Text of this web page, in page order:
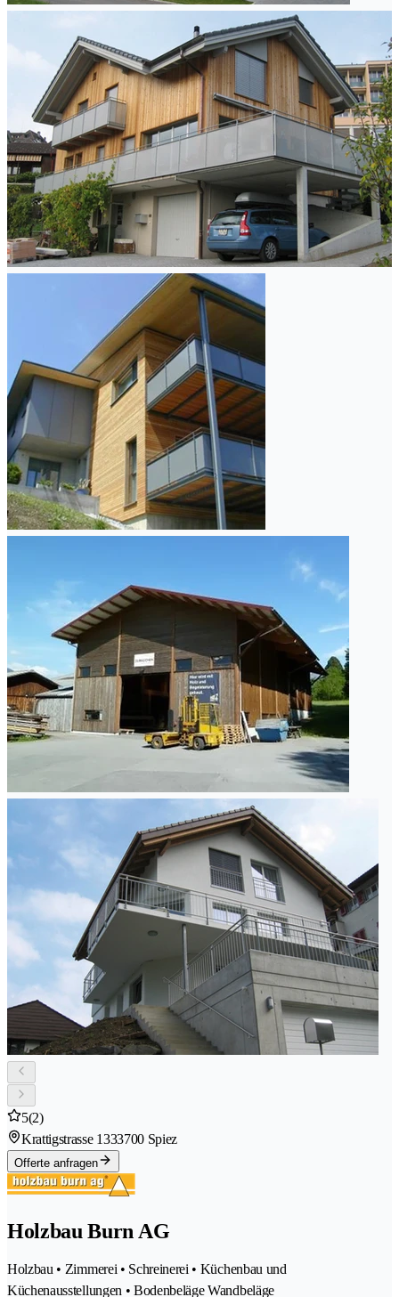
5(2)
Krattigstrasse 1333700 Spiez
Offerte anfragen
Holzbau Burn AG
Holzbau • Zimmerei • Schreinerei • Küchenbau und
Küchenausstellungen • Bodenbeläge Wandbeläge